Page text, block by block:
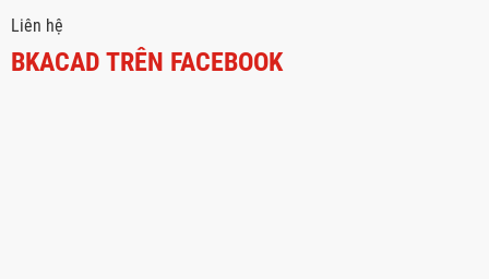
Liên hệ
BKACAD TRÊN FACEBOOK